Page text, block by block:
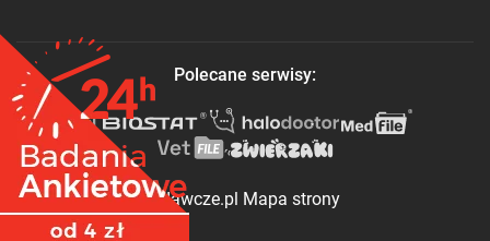
Polecane serwisy:
©2017 Agencje-Badawcze.pl Mapa strony